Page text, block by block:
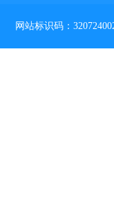
网站标识码：